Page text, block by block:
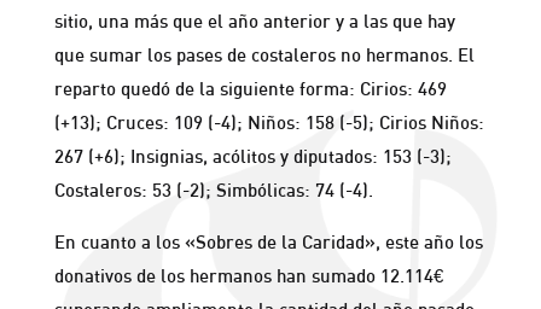
sitio, una más que el año anterior y a las que hay
que sumar los pases de costaleros no hermanos. El
reparto quedó de la siguiente forma: Cirios: 469
(+13); Cruces: 109 (-4); Niños: 158 (-5); Cirios Niños:
267 (+6); Insignias, acólitos y diputados: 153 (-3);
Costaleros: 53 (-2); Simbólicas: 74 (-4).
En cuanto a los «Sobres de la Caridad», este año los
donativos de los hermanos han sumado 12.114€